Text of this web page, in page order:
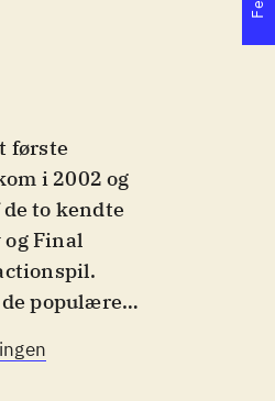
første
i 2002 og
to kendte
Final
populære
er der